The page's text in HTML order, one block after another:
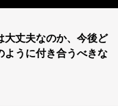
大丈夫なのか、今後ど
ように付き合うべきな